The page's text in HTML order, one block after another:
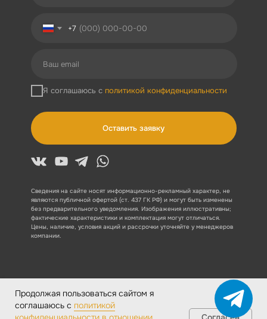
Политика конфиденциальности
ОГРНИП: 324508100607514
+7
Я соглашаюсь с политикой конфиденциальности
Оставить заявку
Сведения на сайте носят информационно-рекламный характер, не
являются публичной офертой (ст. 437 ГК РФ) и могут быть изменены
без предварительного уведомления. Изображения иллюстративны;
фактические характеристики и комплектация могут отличаться.
Цены, наличие, условия акций и рассрочки уточняйте у менеджеров
компании.
Продолжая пользоваться сайтом я
соглашаюсь с политикой